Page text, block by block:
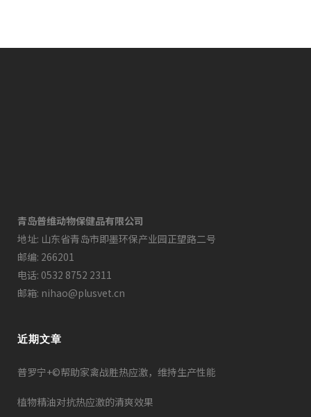
青岛普维动物保健品有限公司
地址: 山东省青岛市即墨环保产业园正望路二号
邮编: 266201
电话: 0532 8752 2311
邮箱: nihao@plusvet.cn
近期文章
普罗宁+©帮助家禽战胜热应激，维持生产性能
植物精油对抗热应激的清爽效果